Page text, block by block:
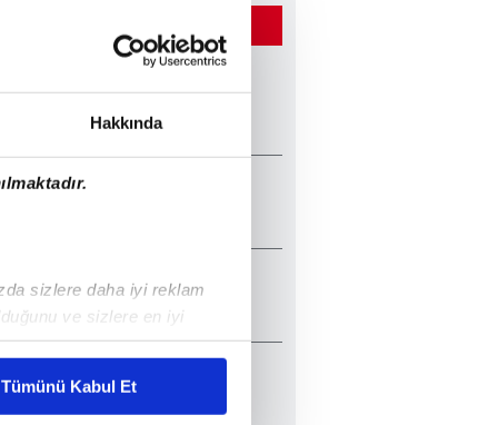
Hakkında
sizlere daha iyi reklam
ve sizlere en iyi
karşılamak
Tümünü Kabul Et
22 Mayıs 2026 Cuma 20:45
BJK
0: 1
KON
BJK
3:0